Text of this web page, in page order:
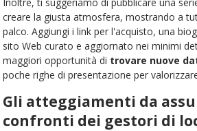
creare la giusta atmosfera, mostrando a
palco. Aggiungi i link per l'acquisto, una
sito Web curato e aggiornato nei minimi
maggiori opportunità di trovare nuove
poche righe di presentazione per
Gli atteggiamenti da
confronti dei gestori di